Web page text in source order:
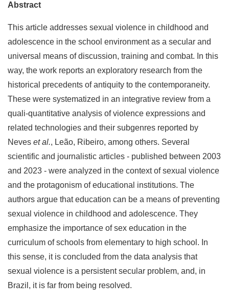
Abstract
This article addresses sexual violence in childhood and
adolescence in the school environment as a secular and
universal means of discussion, training and combat. In this
way, the work reports an exploratory research from the
historical precedents of antiquity to the contemporaneity.
These were systematized in an integrative review from a
quali-quantitative analysis of violence expressions and
related technologies and their subgenres reported by
Neves et al., Leão, Ribeiro, among others. Several
scientific and journalistic articles - published between 2003
and 2023 - were analyzed in the context of sexual violence
and the protagonism of educational institutions. The
authors argue that education can be a means of preventing
sexual violence in childhood and adolescence. They
emphasize the importance of sex education in the
curriculum of schools from elementary to high school. In
this sense, it is concluded from the data analysis that
sexual violence is a persistent secular problem, and, in
Brazil, it is far from being resolved.